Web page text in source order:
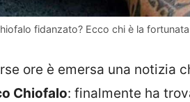
fidanzato? Ecco chi è la
ore è emersa una notizia
Chiofalo: finalmente ha